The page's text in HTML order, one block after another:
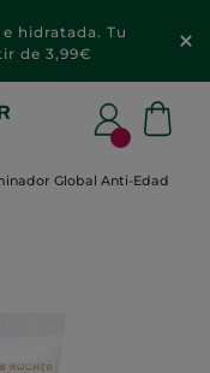
hidratada. Tu
de 3,99€
Global Anti-Edad